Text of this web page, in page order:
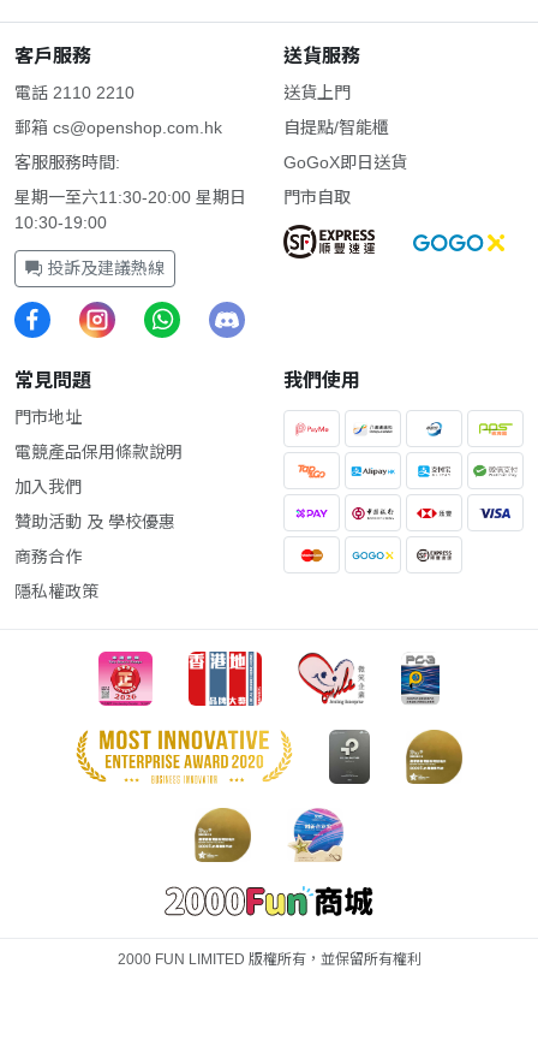
客戶服務
電話 2110 2210
郵箱 cs@openshop.com.hk
客服服務時間:
星期一至六11:30-20:00 星期日
10:30-19:00
投訴及建議熱線
送貨服務
送貨上門
自提點/智能櫃
GoGoX即日送貨
門市自取
常見問題
門市地址
電競產品保用條款說明
加入我們
贊助活動 及 學校優惠
商務合作
隱私權政策
我們使用
2000 FUN LIMITED 版權所有，並保留所有權利